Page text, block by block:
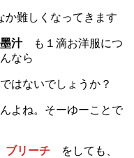
か難しくなってきます
墨汁も１滴お洋服につ
なら
はないでしょうか？
よね。そーゆーことで
ブリーチ をしても、